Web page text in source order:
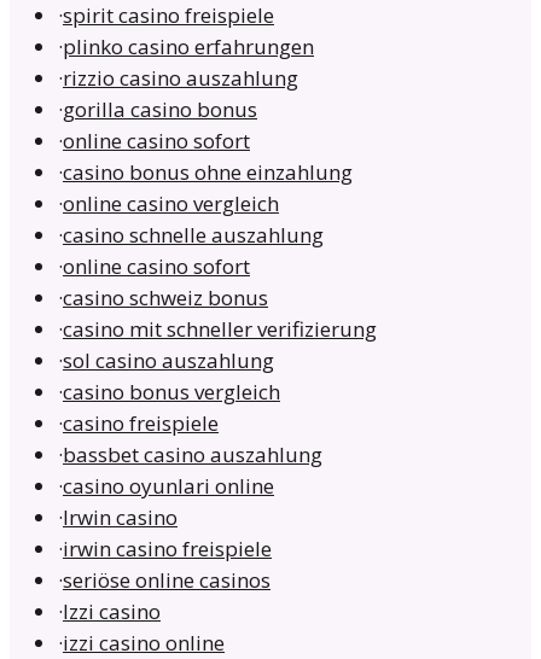
·spirit casino freispiele
·plinko casino erfahrungen
·rizzio casino auszahlung
·gorilla casino bonus
·online casino sofort
·casino bonus ohne einzahlung
·online casino vergleich
·casino schnelle auszahlung
·online casino sofort
·casino schweiz bonus
·casino mit schneller verifizierung
·sol casino auszahlung
·casino bonus vergleich
·casino freispiele
·bassbet casino auszahlung
·casino oyunlari online
·Irwin casino
·irwin casino freispiele
·seriöse online casinos
·Izzi casino
·izzi casino online